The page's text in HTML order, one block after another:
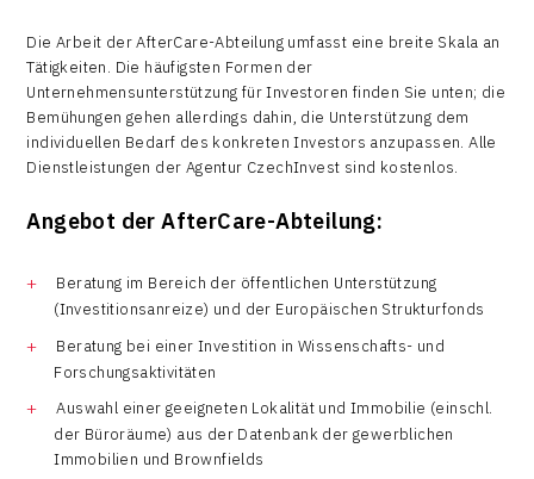
Die Arbeit der AfterCare-Abteilung umfasst eine breite Skala an
Tätigkeiten. Die häufigsten Formen der
Unternehmensunterstützung für Investoren finden Sie unten; die
Bemühungen gehen allerdings dahin, die Unterstützung dem
individuellen Bedarf des konkreten Investors anzupassen. Alle
Dienstleistungen der Agentur CzechInvest sind kostenlos.
Angebot der AfterCare-Abteilung:
Beratung im Bereich der öffentlichen Unterstützung
(Investitionsanreize) und der Europäischen Strukturfonds
Beratung bei einer Investition in Wissenschafts- und
Forschungsaktivitäten
Auswahl einer geeigneten Lokalität und Immobilie (einschl.
der Büroräume) aus der Datenbank der gewerblichen
Immobilien und Brownfields